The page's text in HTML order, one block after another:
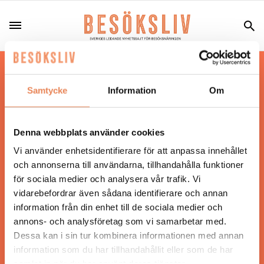
Samtycke Information Om
Denna webbplats använder cookies
Vi använder enhetsidentifierare för att anpassa innehållet
och annonserna till användarna, tillhandahålla funktioner
för sociala medier och analysera vår trafik. Vi
vidarebefordrar även sådana identifierare och annan
information från din enhet till de sociala medier och
annons- och analysföretag som vi samarbetar med.
Dessa kan i sin tur kombinera informationen med annan
information som du har tillhandahållit eller som de har
Hos oss läser du landets mest uppdaterade
nyheter och snackisar inom besöksnäringen.
Besöksliv i sin tryckta form är ett affärsmagasin
Tidningen ges ut avVisita
ANSVARIG UTGIVARE
Jonas Siljhammar
UPPHOVSRÄTT